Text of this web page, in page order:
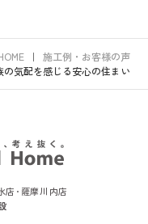
施工例・お客様の声
気配を感じる安心の住まい
店･薩摩川内店